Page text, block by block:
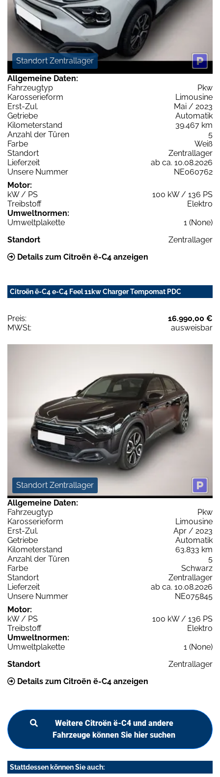
Standort Zentrallager
Allgemeine Daten:
Fahrzeugtyp
Pkw
Karosserieform
Limousine
Erst-Zul.
Mai / 2023
Getriebe
Automatik
Kilometerstand
39.467 km
Anzahl der Türen
5
Farbe
Weiß
Standort
Zentrallager
Lieferzeit
ab ca. 10.08.2026
Unsere Nummer
NE060762
Motor:
kW / PS
100 kW / 136 PS
Treibstoff
Elektro
Umweltnormen:
Umweltplakette
1 (None)
Standort
Zentrallager
Details zum Citroën ë-C4 anzeigen
Citroën ë-C4 e-C4 Feel 11kw Charger Tempomat PDC
Preis:
16.990,00 €
MWSt:
ausweisbar
Standort Zentrallager
Allgemeine Daten:
Fahrzeugtyp
Pkw
Karosserieform
Limousine
Erst-Zul.
Apr / 2023
Getriebe
Automatik
Kilometerstand
63.833 km
Anzahl der Türen
5
Farbe
Schwarz
Standort
Zentrallager
Lieferzeit
ab ca. 10.08.2026
Unsere Nummer
NE075845
Motor:
kW / PS
100 kW / 136 PS
Treibstoff
Elektro
Umweltnormen:
Umweltplakette
1 (None)
Standort
Zentrallager
Details zum Citroën ë-C4 anzeigen
Weitere Citroën ë-C4 und andere
Fahrzeuge können Sie hier suchen
Stattdessen können Sie auch: